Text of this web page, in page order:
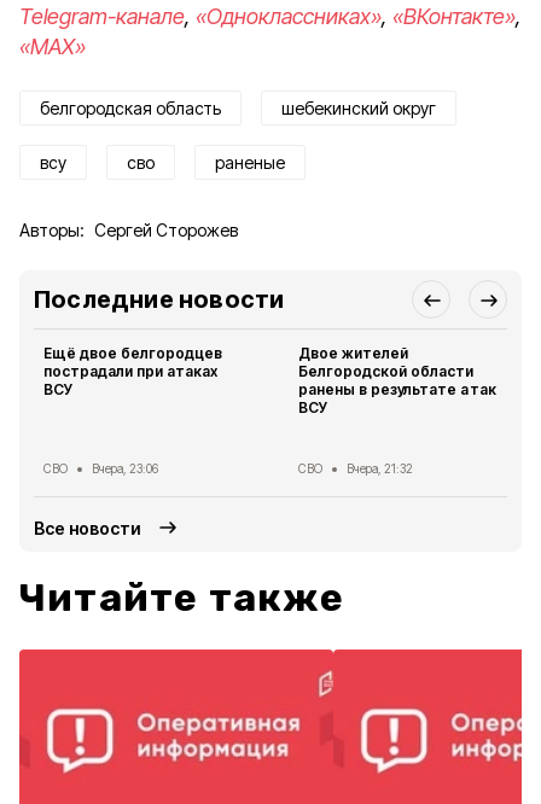
Telegram-канале, «Одноклассниках», «ВКонтакте»,
«MAX»
белгородская область шебекинский округ
всу сво раненые
Авторы: Сергей Сторожев
Последние новости
Ещё двое белгородцев
пострадали при атаках
ВСУ
СВО Вчера, 23:06
Двое жителей
Белгородской области
ранены в результате атак
ВСУ
СВО Вчера, 21:32
Все новости
Читайте также